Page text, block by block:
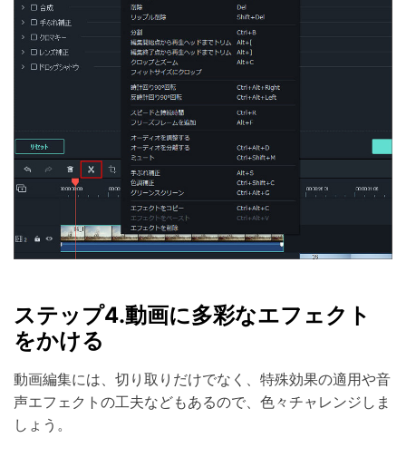
ステップ4.動画に多彩なエフェクト
をかける
動画編集には、切り取りだけでなく、特殊効果の適用や音
声エフェクトの工夫などもあるので、色々チャレンジしま
しょう。